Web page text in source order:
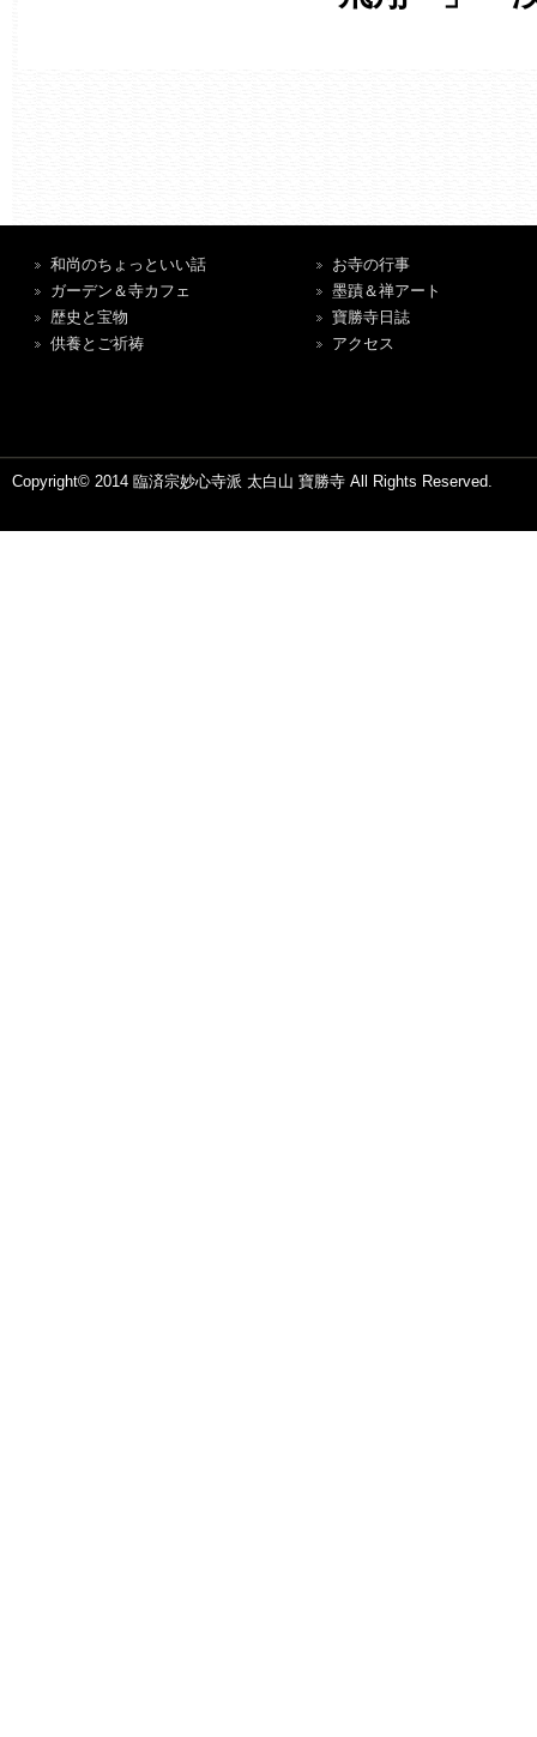
和尚のちょっといい話
ガーデン＆寺カフェ
歴史と宝物
供養とご祈祷
お寺の行事
墨蹟＆禅アート
寶勝寺日誌
アクセス
Copyright© 2014 臨済宗妙心寺派 太白山 寶勝寺 All Rights Reserved.